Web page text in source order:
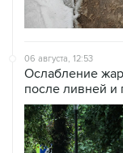
06 августа, 12:53
Ослабление
после ливней и